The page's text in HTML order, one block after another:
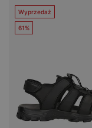
Wyprzedaż
61%